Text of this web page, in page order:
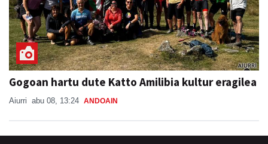
Gogoan hartu dute Katto Amilibia kultur eragilea
Aiurri abu 08, 13:24 ANDOAIN